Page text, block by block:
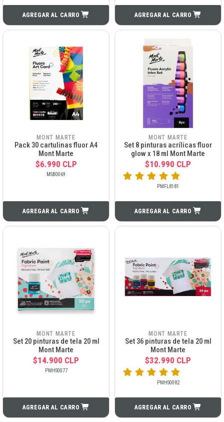
AGREGAR AL CARRO AGREGAR AL CARRO
MONT MARTE
Pack 30 cartulinas fluor A4
Mont Marte
$6.990 CLP
MSB0069
AGREGAR AL CARRO
MONT MARTE
Set 8 pinturas acrílicas fluor
glow x 18 ml Mont Marte
$10.990 CLP
PMFL8181
AGREGAR AL CARRO
MONT MARTE
Set 20 pinturas de tela 20 ml
Mont Marte
$14.900 CLP
PMHS0077
AGREGAR AL CARRO
MONT MARTE
Set 36 pinturas de tela 20 ml
Mont Marte
$32.990 CLP
PMHS0082
AGREGAR AL CARRO